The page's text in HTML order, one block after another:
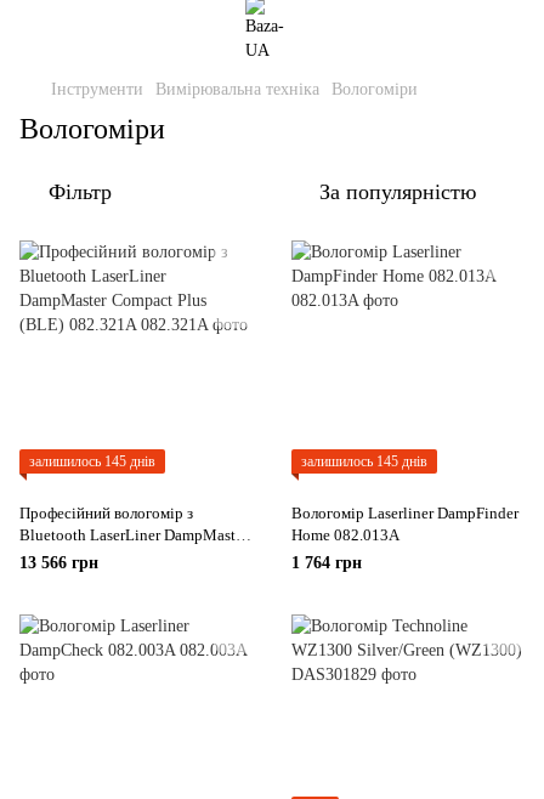
Інструменти Вимірювальна техніка Вологоміри
Вологоміри
Фільтр За популярністю
залишилось 145 днів
Професійний вологомір з
Bluetooth LaserLiner DampMaster
Compact Plus (BLE) 082.321A
13 566 грн
залишилось 145 днів
Вологомір Laserliner DampFinder
Home 082.013A
1 764 грн